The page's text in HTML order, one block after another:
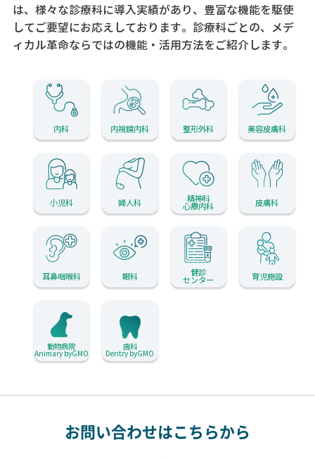
は、様々な診療科に導入実績があり、 豊富な機能を駆使
してご要望にお応えしております。 診療科ごとの、メデ
ィカル革命ならではの機能・活用方法をご紹介します。
内科 内視鏡内科 整形外科 美容皮膚科
小児科 婦人科 精神科
心療内科 皮膚科
耳鼻咽喉科 眼科 健診
センター 育児施設
動物病院
Animary byGMO
歯科
Dentry byGMO
お問い合わせはこちらから